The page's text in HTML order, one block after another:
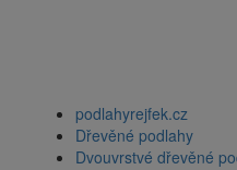
podlahyrejfek.cz
Dřevěné podlahy
Dvouvrstvé dřevěné